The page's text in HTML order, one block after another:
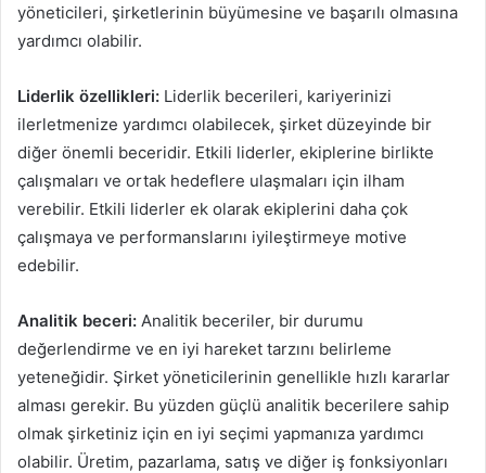
yöneticileri, şirketlerinin büyümesine ve başarılı olmasına
yardımcı olabilir.
Liderlik özellikleri: Liderlik becerileri, kariyerinizi
ilerletmenize yardımcı olabilecek, şirket düzeyinde bir
diğer önemli beceridir. Etkili liderler, ekiplerine birlikte
çalışmaları ve ortak hedeflere ulaşmaları için ilham
verebilir. Etkili liderler ek olarak ekiplerini daha çok
çalışmaya ve performanslarını iyileştirmeye motive
edebilir.
Analitik beceri: Analitik beceriler, bir durumu
değerlendirme ve en iyi hareket tarzını belirleme
yeteneğidir. Şirket yöneticilerinin genellikle hızlı kararlar
alması gerekir. Bu yüzden güçlü analitik becerilere sahip
olmak şirketiniz için en iyi seçimi yapmanıza yardımcı
olabilir. Üretim, pazarlama, satış ve diğer iş fonksiyonları